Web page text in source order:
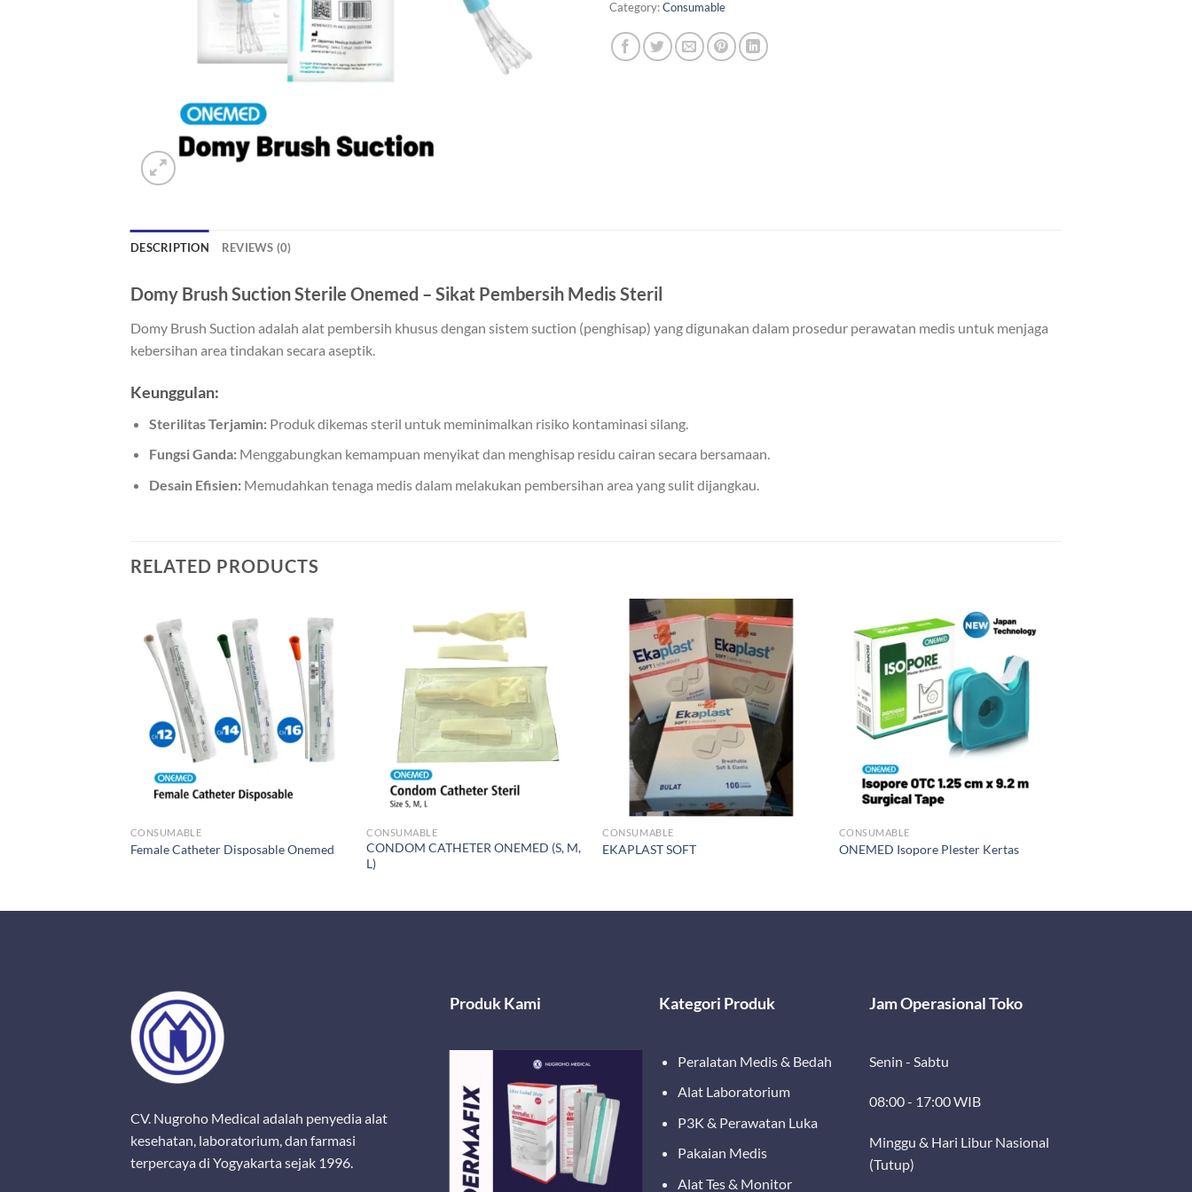
Category:Consumable
DESCRIPTION REVIEWS (0)
Domy Brush Suction Sterile Onemed – Sikat Pembersih Medis Steril
Domy Brush Suction adalah alat pembersih khusus dengan sistem suction (penghisap) yang digunakan dalam prosedur perawatan medis untuk menjaga
kebersihan area tindakan secara aseptik.
Keunggulan:
Sterilitas Terjamin:Produk dikemas steril untuk meminimalkan risiko kontaminasi silang.
Fungsi Ganda:Menggabungkan kemampuan menyikat dan menghisap residu cairan secara bersamaan.
Desain Efisien:Memudahkan tenaga medis dalam melakukan pembersihan area yang sulit dijangkau.
RELATED PRODUCTS
CONSUMABLE
Female Catheter Disposable Onemed
CONSUMABLE
CONDOM CATHETER ONEMED (S, M,
L)
CONSUMABLE
EKAPLAST SOFT
CONSUMABLE
ONEMED Isopore Plester Kertas
CV. Nugroho Medical adalah penyedia alat
kesehatan, laboratorium, dan farmasi
terpercaya di Yogyakarta sejak 1996.
Produk Kami
OneMed Plesterin Aqua (Ecer/Box)
Kategori Produk
Peralatan Medis & Bedah
Alat Laboratorium
P3K & Perawatan Luka
Pakaian Medis
Alat Tes & Monitor
Jam Operasional Toko
Senin - Sabtu
08:00 - 17:00 WIB
Minggu & Hari Libur Nasional
(Tutup)